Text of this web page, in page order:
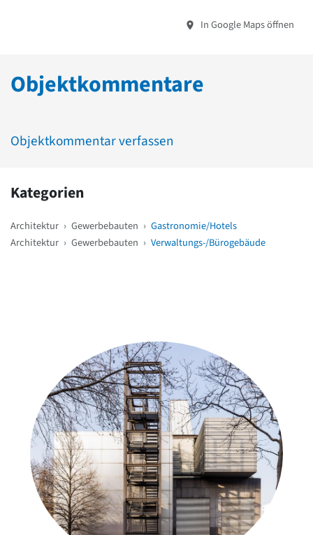
In Google Maps öffnen
Objektkommentare
Objektkommentar verfassen
Kategorien
Architektur › Gewerbebauten › Gastronomie/Hotels
Architektur › Gewerbebauten › Verwaltungs-/Bürogebäude